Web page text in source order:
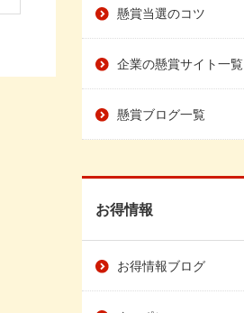
懸賞当選のコツ
企業の懸賞サイト一覧
懸賞ブログ一覧
お得情報
お得情報ブログ